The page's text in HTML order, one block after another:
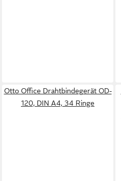
Otto Office Drahtbindegerät OD-
120, DIN A4, 34 Ringe